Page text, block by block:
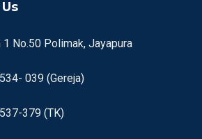
1 No.50 Polimak, Jayapura
039 (Gereja)
379 (TK)